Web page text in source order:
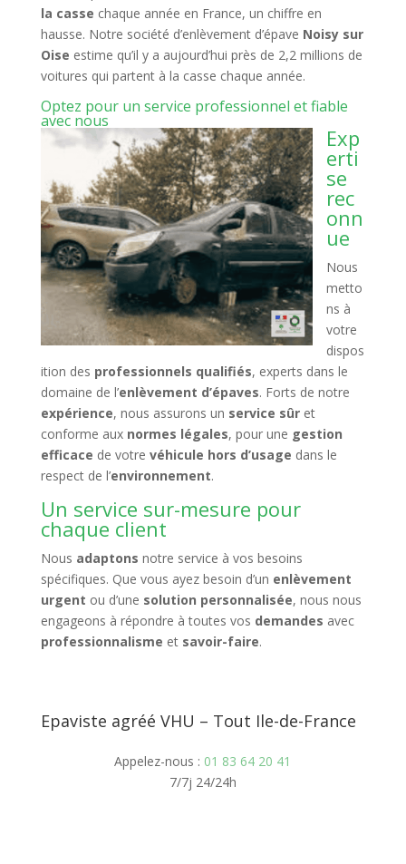
la casse chaque année en France, un chiffre en
hausse. Notre société d’enlèvement d’épave Noisy sur
Oise estime qu’il y a aujourd’hui près de 2,2 millions de
voitures qui partent à la casse chaque année.
Optez pour un service professionnel et fiable
avec nous
Exp
erti
se
rec
onn
ue
Nous
metto
ns à
votre
dispos
ition des professionnels qualifiés, experts dans le
domaine de l’enlèvement d’épaves. Forts de notre
expérience, nous assurons un service sûret
conforme aux normes légales, pour une gestion
efficace de votre véhicule hors d’usage dans le
respect de l’environnement.
Un service sur-mesure pour
chaque client
Nous adaptons notre service à vos besoins
spécifiques. Que vous ayez besoin d’un enlèvement
urgent ou d’une solution personnalisée, nous nous
engageons à répondre à toutes vos demandes avec
professionnalisme et savoir-faire.
Epaviste agréé VHU – Tout Ile-de-France
Appelez-nous : 01 83 64 20 41
7/7j 24/24h